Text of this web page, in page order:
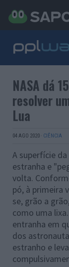
NASA dá
resolver
Lua
04 AGO 2020 · CIÊNCIA
A superfície
estranha e
volta.
pó, à primeira
se, grão a
como uma
entranha em
dos
estranho e